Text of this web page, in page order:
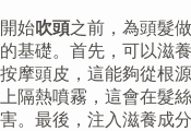
開始吹頭之前，為頭髮
的基礎。首先，可以滋
按摩頭皮，這能夠從根
上隔熱噴霧，這會在髮
害。最後，注入滋養成